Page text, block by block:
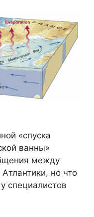
«спуска
ванны»
между
но что
специалистов